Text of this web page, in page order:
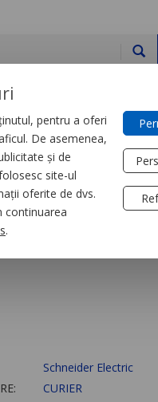
CONTACT
cu
Schneider Electric
CURIER
pentru a oferi
De asemenea,
și de
site-ul
oferite de dvs.
continuarea
.